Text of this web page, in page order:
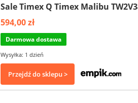
Sale Timex Q Timex Malibu
594,00 zł
Darmowa dostawa
Wysyłka: 1 dzień
Przejdź do sklepu >